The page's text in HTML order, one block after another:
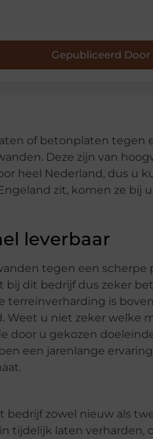
Gepubliceerd Door
of betonplaten tegen
Deze zijn van
heel Nederland, dus u
zit, komen ze bij
leverbaar
tegen een scherpe
bij dit bedrijf dus zeker
terreinverharding is
Weet u niet zeker welke
door u gekozen
een jarenlange
bedrijf zowel nieuw als
tijdelijk laten verharden,